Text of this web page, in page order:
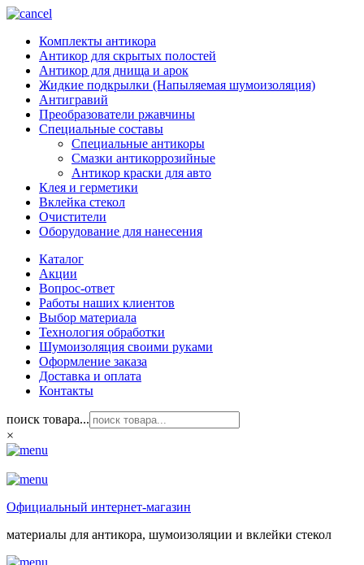
Комплекты антикора
Антикор для скрытых полостей
Антикор для днища и арок
Жидкие подкрылки (Напыляемая шумоизоляция)
Антигравий
Преобразователи ржавчины
Специальные составы
Специальные антикоры
Смазки антикоррозийные
Антикор краски для авто
Клея и герметики
Вклейка стекол
Очистители
Оборудование для нанесения
Каталог
Акции
Вопрос-ответ
Работы наших клиентов
Выбор материала
Технология обработки
Шумоизоляция своими руками
Оформление заказа
Доставка и оплата
Контакты
поиск товара...
×
Официальный интернет-магазин
материалы для антикора, шумоизоляции и вклейки стекол